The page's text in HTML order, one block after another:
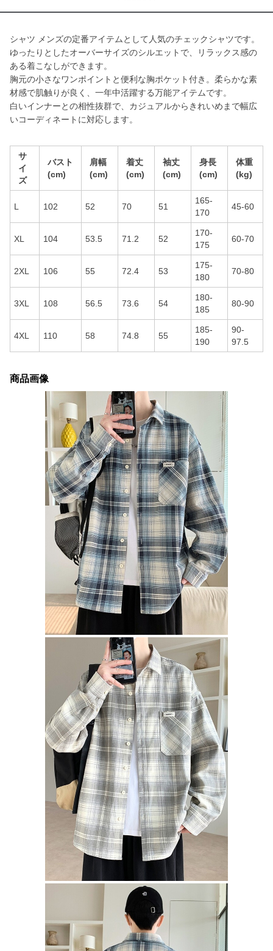
シャツ メンズの定番アイテムとして人気のチェックシャツです。
ゆったりとしたオーバーサイズのシルエットで、リラックス感の
ある着こなしができます。
胸元の小さなワンポイントと便利な胸ポケット付き。柔らかな素
材感で肌触りが良く、一年中活躍する万能アイテムです。
白いインナーとの相性抜群で、カジュアルからきれいめまで幅広
いコーディネートに対応します。
サ
イ
ズ
バスト
(cm)
肩幅
(cm)
着丈
(cm)
袖丈
(cm)
身長
(cm)
体重
(kg)
L 102 52 70 51
165-
170
45-60
XL 104 53.5 71.2 52
170-
175
60-70
2XL 106 55 72.4 53
175-
180
70-80
3XL 108 56.5 73.6 54
180-
185
80-90
4XL 110 58 74.8 55
185-
190
90-
97.5
商品画像